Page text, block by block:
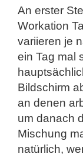
An erster
Workation
variieren je
ein Tag mal
Bildschirm
an denen
um danach
Mischung
natürlich,